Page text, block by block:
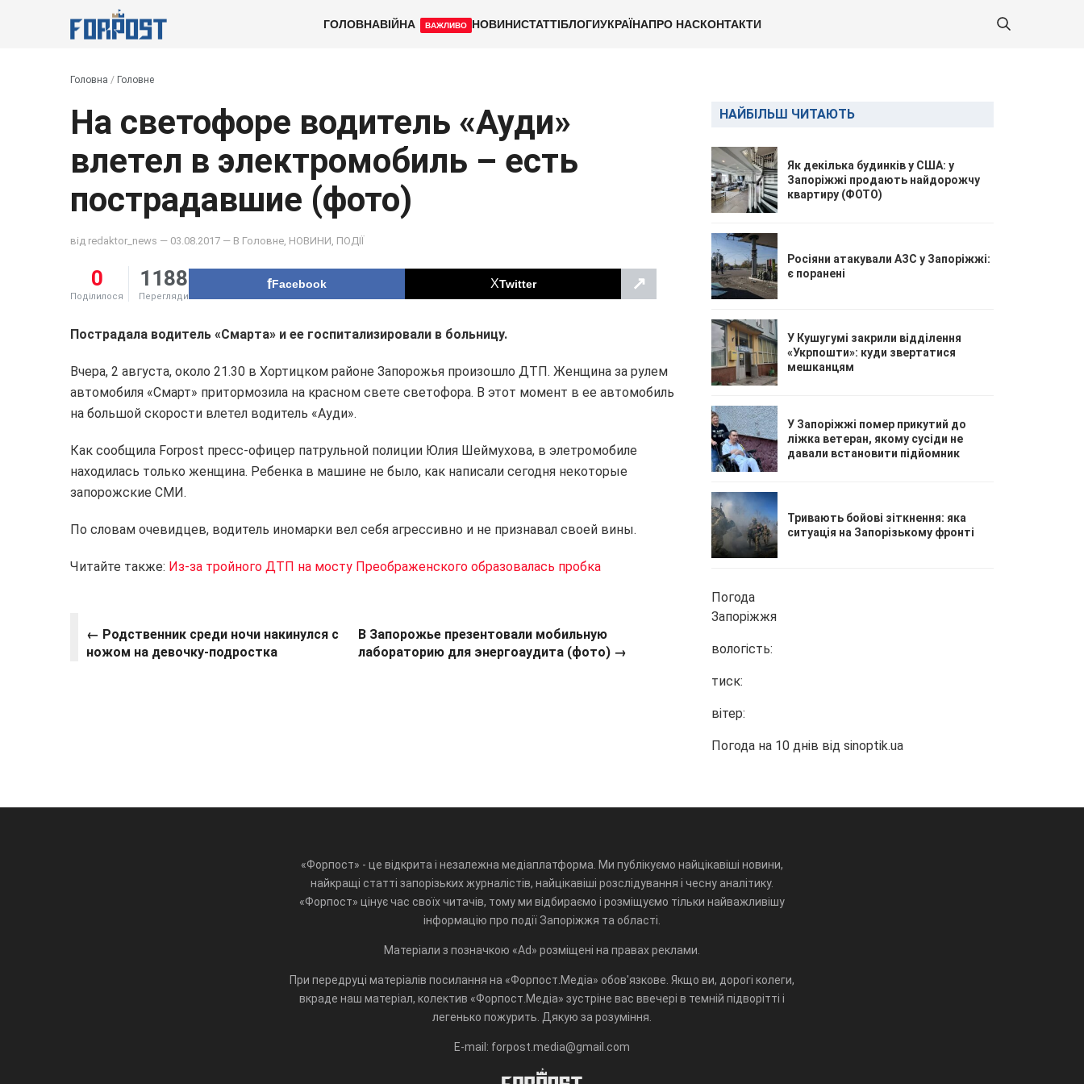
ГОЛОВНАВІЙНА ВАЖЛИВО НОВИНИСТАТТІБЛОГИУКРАЇНАПРО НАСКОНТАКТИ
Головна / Головне
На светофоре водитель «Ауди»
влетел в электромобиль – есть
пострадавшие (фото)
від redaktor_news — 03.08.2017 — В Головне НОВИНИ ПОДІЇ
0
Поділилося
1188
Перегляди
Facebook Twitter ↗
Пострадала водитель «Смарта» и ее госпитализировали в больницу.
Вчера, 2 августа, около 21.30 в Хортицком районе Запорожья произошло ДТП. Женщина за рулем
автомобиля «Смарт» притормозила на красном свете светофора. В этот момент в ее автомобиль
на большой скорости влетел водитель «Ауди».
Как сообщила Forpost пресс-офицер патрульной полиции Юлия Шеймухова, в элетромобиле
находилась только женщина. Ребенка в машине не было, как написали сегодня некоторые
запорожские СМИ.
По словам очевидцев, водитель иномарки вел себя агрессивно и не признавал своей вины.
Читайте также: Из-за тройного ДТП на мосту Преображенского образовалась пробка
← Родственник среди ночи накинулся с
ножом на девочку-подростка
В Запорожье презентовали мобильную
лабораторию для энергоаудита (фото) →
НАЙБІЛЬШ ЧИТАЮТЬ
Як декілька будинків у США: у
Запоріжжі продають найдорожчу
квартиру (ФОТО)
Росіяни атакували АЗС у Запоріжжі:
є поранені
У Кушугумі закрили відділення
«Укрпошти»: куди звертатися
мешканцям
У Запоріжжі помер прикутий до
ліжка ветеран, якому сусіди не
давали встановити підйомник
Тривають бойові зіткнення: яка
ситуація на Запорізькому фронті
Погода
Запоріжжя
вологість:
тиск:
вітер:
Погода на 10 днів від sinoptik.ua
«Форпост» - це відкрита і незалежна медіаплатформа. Ми публікуємо найцікавіші новини,
найкращі статті запорізьких журналістів, найцікавіші розслідування і чесну аналітику.
«Форпост» цінує час своїх читачів, тому ми відбираємо і розміщуємо тільки найважливішу
інформацію про події Запоріжжя та області.
Матеріали з позначкою «Ad» розміщені на правах реклами.
При передруці матеріалів посилання на «Форпост.Медіа» обов'язкове. Якщо ви, дорогі колеги,
вкраде наш матеріал, колектив «Форпост.Медіа» зустріне вас ввечері в темній підворітті і
легенько пожурить. Дякую за розуміння.
E-mail: forpost.media@gmail.com